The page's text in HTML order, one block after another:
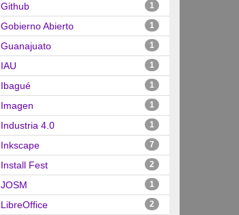
Github 1
Gobierno Abierto 1
Guanajuato 1
IAU 1
Ibagué 1
Imagen 1
Industria 4.0 1
Inkscape 7
Install Fest 2
JOSM 1
LibreOffice 2